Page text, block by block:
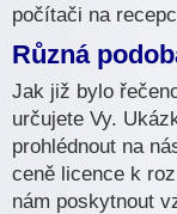
počítači na
Různá
Jak již bylo
určujete Vy.
prohlédnout na
ceně licence k
nám poskytnout